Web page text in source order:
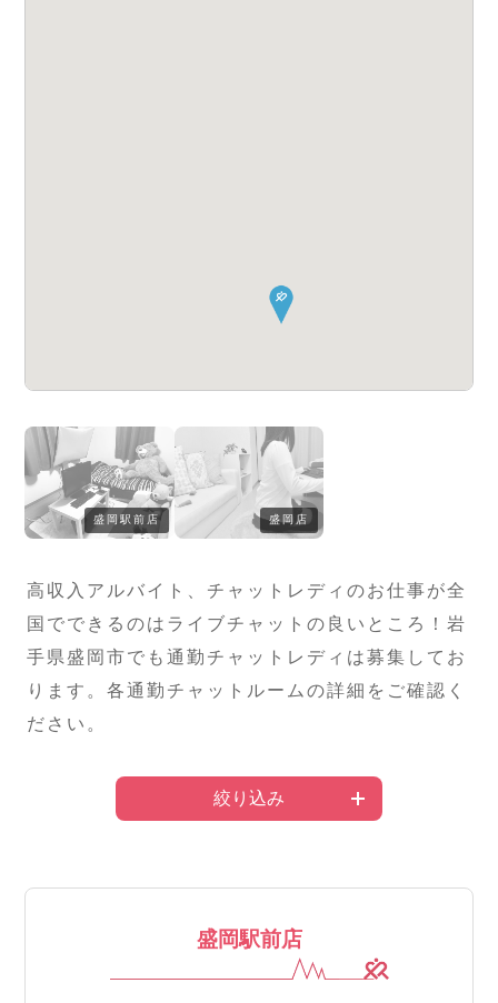
盛岡駅前店 盛岡店
高収入アルバイト、チャットレディのお仕事が全
国でできるのはライブチャットの良いところ！岩
手県盛岡市でも通勤チャットレディは募集してお
ります。各通勤チャットルームの詳細をご確認く
ださい。
絞り込み
盛岡駅前店